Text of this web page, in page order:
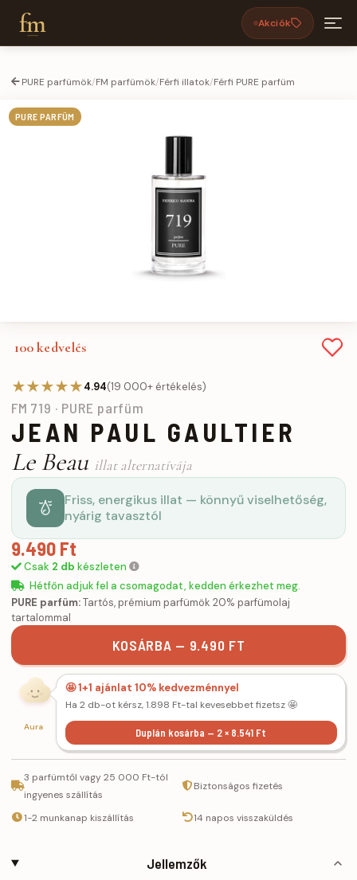
fm Akciók
PURE parfümök/FM parfümök/Férfi illatok/Férfi PURE parfüm
PURE PARFÜM
100kedvelés
★★★★★4.94(19 000+ értékelés)
FM 719 · PURE parfüm
JEAN PAUL GAULTIER
Le Beau illat alternatívája
Friss, energikus illat — könnyű viselhetőség,
nyárig tavasztól
9.490 Ft
Csak 2 db készleten
Hétfőn adjuk fel a csomagodat, kedden érkezhet meg.
PURE parfüm:Tartós, prémium parfümök 20% parfümolaj
tartalommal
KOSÁRBA — 9.490 FT
Aura
🤩 1+1 ajánlat 10% kedvezménnyel
Ha 2 db-ot kérsz, 1.898 Ft-tal kevesebbet fizetsz 🤩
Duplán kosárba — 2 × 8.541 Ft
3 parfümtől vagy 25 000 Ft-tól
ingyenes szállítás
Biztonságos fizetés
1-2 munkanap kiszállítás 14 napos visszaküldés
Jellemzők